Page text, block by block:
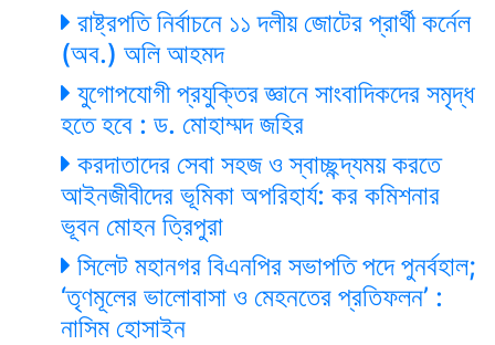
রাষ্ট্রপতি নির্বাচনে ১১ দলীয় জোটের প্রার্থী কর্নেল
(অব.) অলি আহমদ
যুগোপযোগী প্রযুক্তির জ্ঞানে সাংবাদিকদের সমৃদ্ধ
হতে হবে : ড. মোহাম্মদ জহির
করদাতাদের সেবা সহজ ও স্বাচ্ছন্দ্যময় করতে
আইনজীবীদের ভূমিকা অপরিহার্য: কর কমিশনার
ভূবন মোহন ত্রিপুরা
সিলেট মহানগর বিএনপির সভাপতি পদে পুনর্বহাল;
‘তৃণমূলের ভালোবাসা ও মেহনতের প্রতিফলন’ :
নাসিম হোসাইন